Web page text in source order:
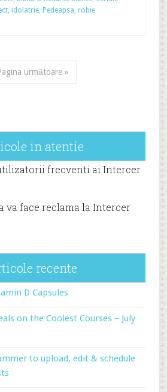
, idolatrie, Pedeapsa robie
următoare »
in atentie
frecventi ai Intercer
va face reclama la Intercer
recente
D Capsules
on the Coolest Courses – July
to upload, edit & schedule